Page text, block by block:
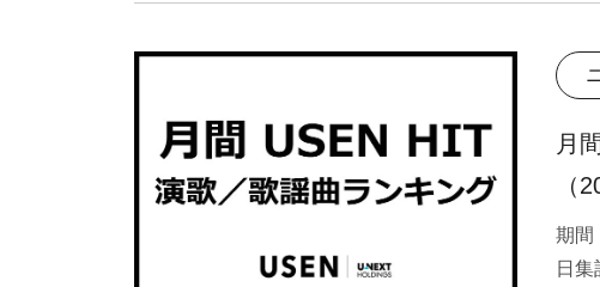
月
（
期間
日